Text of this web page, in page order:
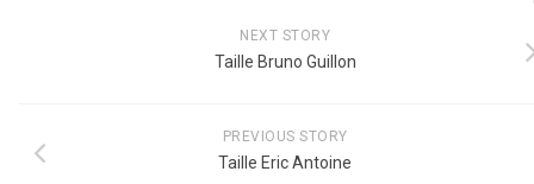
NEXT STORY
Taille Bruno Guillon
PREVIOUS STORY
Taille Eric Antoine